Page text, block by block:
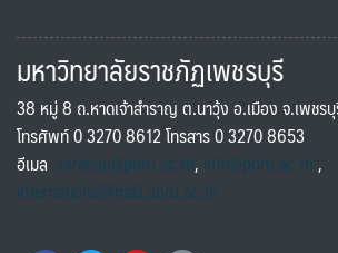
มหาวิทยาลัยราชภัฏเพชรบุรี
38 หมู่ 8 ถ.หาดเจ้าสำราญ ต.นาวุ้ง อ.เมือง จ.เพชร
โทรศัพท์ 0 3270 8612 โทรสาร 0 3270 8653
อีเมล saraban@pbru.ac.th, info@pbru.ac.th,
international@mail.pbru.ac.th